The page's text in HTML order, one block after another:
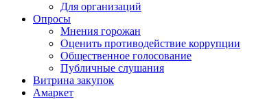
Для организаций
Опросы
Мнения горожан
Оценить противодействие коррупции
Общественное голосование
Публичные слушания
Витрина закупок
Амаркет